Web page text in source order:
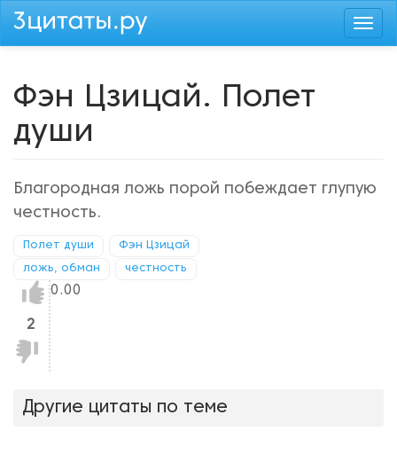
Перейти
Фэн Цзицай. Полет
души
Благородная ложь порой побеждает глупую
честность.
Полет души Фэн Цзицай
ложь, обман честность
Нравится!
2
Не
нравится!
0.00
Другие цитаты по теме